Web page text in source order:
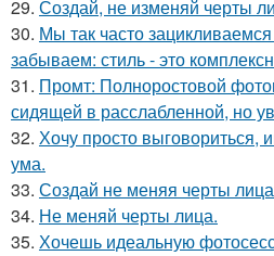
29. Создай, не изменяй черты
30. Мы так часто
забываем: стиль - это
31. Промт: Полноростовой
сидящей в расслабленной, но
32. Хочу просто выговориться,
ума.
33. Создай не меняя черты
34. Не меняй черты лица.
35. Хочешь идеальную